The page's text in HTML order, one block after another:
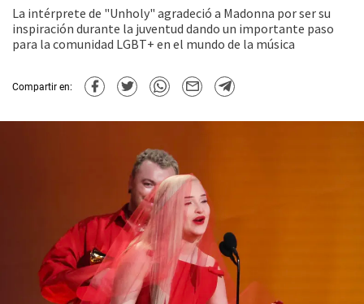
La intérprete de "Unholy" agradeció a Madonna por ser su
inspiración durante la juventud dando un importante paso
para la comunidad LGBT+ en el mundo de la música
Compartir en: